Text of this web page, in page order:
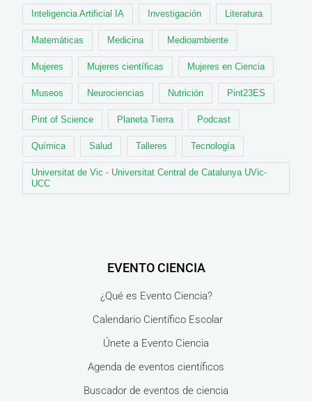
Inteligencia Artificial IA Investigación Literatura
Matemáticas Medicina Medioambiente
Mujeres Mujeres científicas Mujeres en Ciencia
Museos Neurociencias Nutrición Pint23ES
Pint of Science Planeta Tierra Podcast
Química Salud Talleres Tecnología
Universitat de Vic - Universitat Central de Catalunya UVic-
UCC
EVENTO CIENCIA
¿Qué es Evento Ciencia?
Calendario Científico Escolar
Únete a Evento Ciencia
Agenda de eventos científicos
Buscador de eventos de ciencia